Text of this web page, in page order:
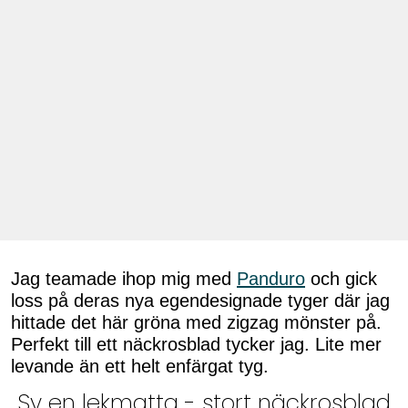
Jag teamade ihop mig med Panduro och gick
loss på deras nya egendesignade tyger där jag
hittade det här gröna med zigzag mönster på.
Perfekt till ett näckrosblad tycker jag. Lite mer
levande än ett helt enfärgat tyg.